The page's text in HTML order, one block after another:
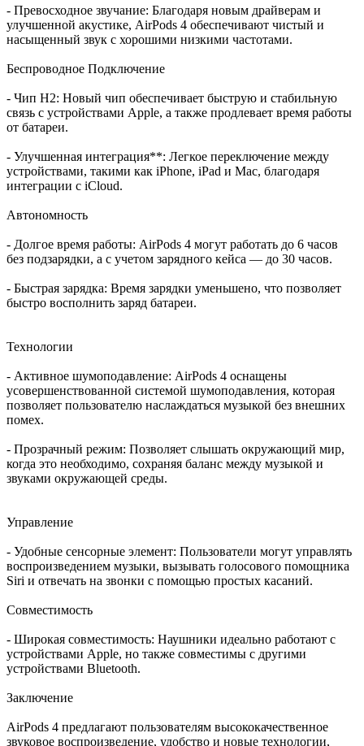
- Превосходное звучание: Благодаря новым драйверам и
улучшенной акустике, AirPods 4 обеспечивают чистый и
насыщенный звук с хорошими низкими частотами.
Беспроводное Подключение
- Чип H2: Новый чип обеспечивает быструю и стабильную
связь с устройствами Apple, а также продлевает время работы
от батареи.
- Улучшенная интеграция**: Легкое переключение между
устройствами, такими как iPhone, iPad и Mac, благодаря
интеграции с iCloud.
Автономность
- Долгое время работы: AirPods 4 могут работать до 6 часов
без подзарядки, а с учетом зарядного кейса — до 30 часов.
- Быстрая зарядка: Время зарядки уменьшено, что позволяет
быстро восполнить заряд батареи.
Технологии
- Активное шумоподавление: AirPods 4 оснащены
усовершенствованной системой шумоподавления, которая
позволяет пользователю наслаждаться музыкой без внешних
помех.
- Прозрачный режим: Позволяет слышать окружающий мир,
когда это необходимо, сохраняя баланс между музыкой и
звуками окружающей среды.
Управление
- Удобные сенсорные элемент: Пользователи могут управлять
воспроизведением музыки, вызывать голосового помощника
Siri и отвечать на звонки с помощью простых касаний.
Совместимость
- Широкая совместимость: Наушники идеально работают с
устройствами Apple, но также совместимы с другими
устройствами Bluetooth.
Заключение
AirPods 4 предлагают пользователям высококачественное
звуковое воспроизведение, удобство и новые технологии,